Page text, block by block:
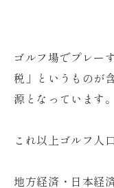
ゴルフ場でプレー
税」というものが
源となっています。
これ以上ゴルフ人
地方経済・日本経